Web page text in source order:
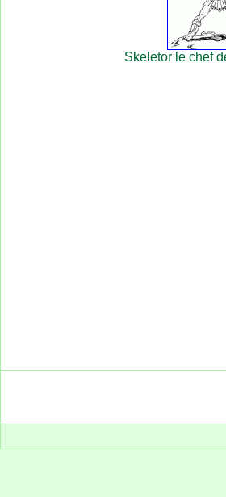
Skeletor le chef